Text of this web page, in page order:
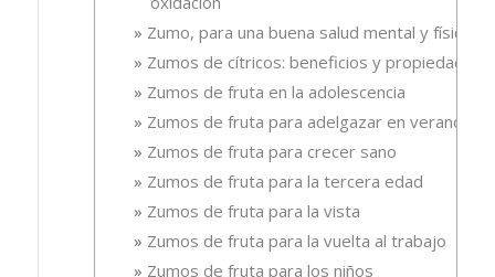
Zumo, para una buena salud mental y física
Zumos de cítricos: beneficios y propiedades
Zumos de fruta en la adolescencia
Zumos de fruta para adelgazar en verano
Zumos de fruta para crecer sano
Zumos de fruta para la tercera edad
Zumos de fruta para la vista
Zumos de fruta para la vuelta al trabajo
Zumos de fruta para los niños